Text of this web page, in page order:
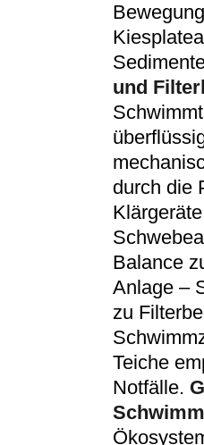
und
durch die
Balance
Anlage –
zu
Teiche
Notfälle.